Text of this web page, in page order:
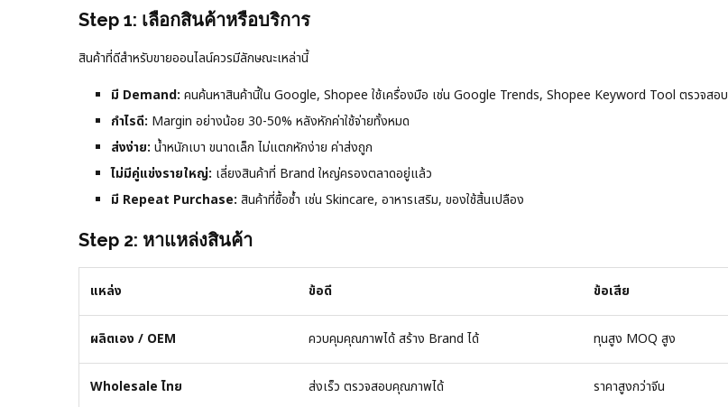
Step 1: เลือกสินค้าหรือบริการ
สินค้าที่ดีสำหรับขายออนไลน์ควรมีลักษณะเหล่านี้
มี Demand: คนค้นหาสินค้านี้ใน Google, Shopee ใช้เครื่องมือ เช่น Google Trends, Shopee Keyword Tool ตรวจสอบ
กำไรดี: Margin อย่างน้อย 30-50% หลังหักค่าใช้จ่ายทั้งหมด
ส่งง่าย: น้ำหนักเบา ขนาดเล็ก ไม่แตกหักง่าย ค่าส่งถูก
ไม่มีคู่แข่งรายใหญ่: เลี่ยงสินค้าที่ Brand ใหญ่ครองตลาดอยู่แล้ว
มี Repeat Purchase: สินค้าที่ซื้อซ้ำ เช่น Skincare, อาหารเสริม, ของใช้สิ้นเปลือง
Step 2: หาแหล่งสินค้า
แหล่ง ข้อดี ข้อเสีย
ผลิตเอง / OEM ควบคุมคุณภาพได้ สร้าง Brand ได้ ทุนสูง MOQ สูง
Wholesale ไทย ส่งเร็ว ตรวจสอบคุณภาพได้ ราคาสูงกว่าจีน